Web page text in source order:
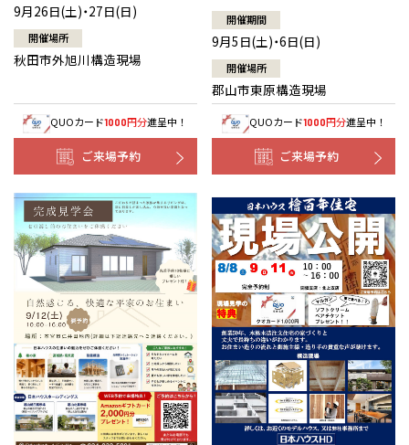
9月26日(土)・27日(日)
開催場所
秋田市外旭川構造現場
QUOカード1000円分進呈中！
ご来場予約
開催期間
9月5日(土)・6日(日)
開催場所
郡山市東原構造現場
QUOカード1000円分進呈中！
ご来場予約